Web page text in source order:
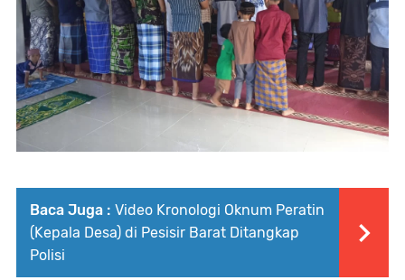
Baca Juga : Video Kronologi Oknum Peratin
(Kepala Desa) di Pesisir Barat Ditangkap
Polisi